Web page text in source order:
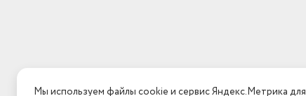
Мы используем файлы cookie и сервис Яндекс.Метрика для